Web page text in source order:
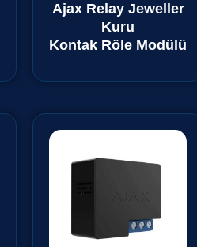
Ajax Relay Jeweller
Kuru
Kontak Röle Modülü